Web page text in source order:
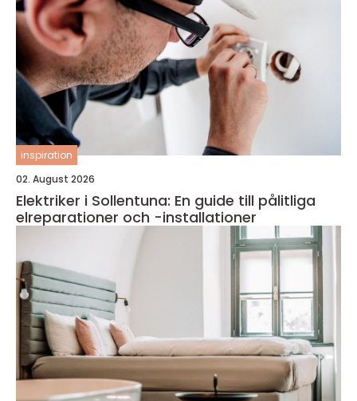
inspiration
02. August 2026
Elektriker i Sollentuna: En guide till pålitliga
elreparationer och -installationer